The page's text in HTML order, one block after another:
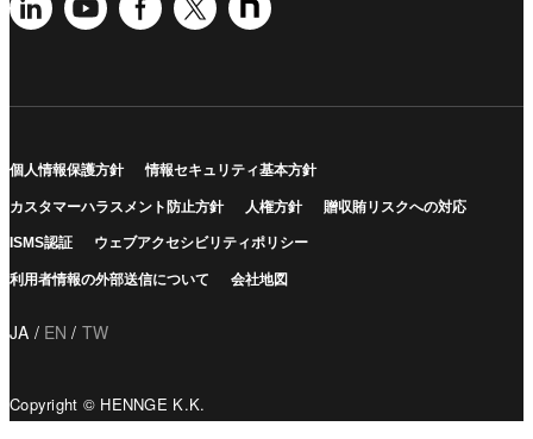
個人情報保護方針 情報セキュリティ基本方針
カスタマーハラスメント防止方針 人権方針 贈収賄リスクへの対応
ISMS認証 ウェブアクセシビリティポリシー
利用者情報の外部送信について 会社地図
JA EN TW
Copyright © HENNGE K.K.